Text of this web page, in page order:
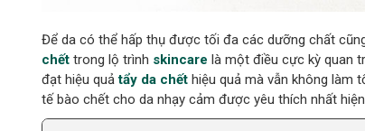
Để da có thể hấp thụ được tối đa các dưỡng chất
chếttrong lộ trình skincare là một điều cực kỳ quan
đạt hiệu quảtẩy da chếthiệu quả mà vẫn không làm
tế bào chết cho da nhạy cảm được yêu thích nhất hiện